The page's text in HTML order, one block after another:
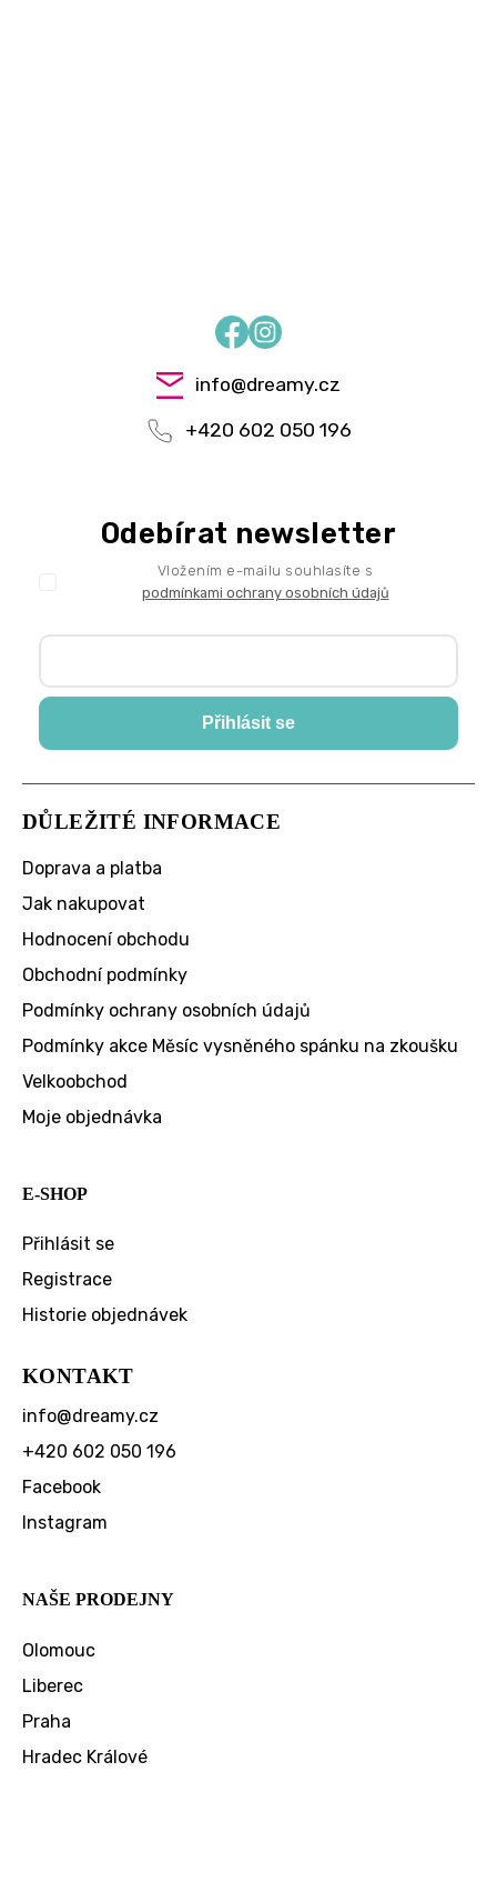
FacebookInstagram
info@dreamy.cz
+420 602 050 196
DŮLEŽITÉ INFORMACE
Doprava a platba
Jak nakupovat
Hodnocení obchodu
Obchodní podmínky
Podmínky ochrany osobních údajů
Podmínky akce Měsíc vysněného spánku na zkoušku
Velkoobchod
Moje objednávka
E-SHOP
Přihlásit se
Registrace
Historie objednávek
KONTAKT
info@dreamy.cz
+420 602 050 196
Facebook
Instagram
Odebírat newsletter
Vložením e-mailu souhlasíte s
podmínkami ochrany osobních údajů
Přihlásit se
NAŠE PRODEJNY
Olomouc
Liberec
Praha
Hradec Králové